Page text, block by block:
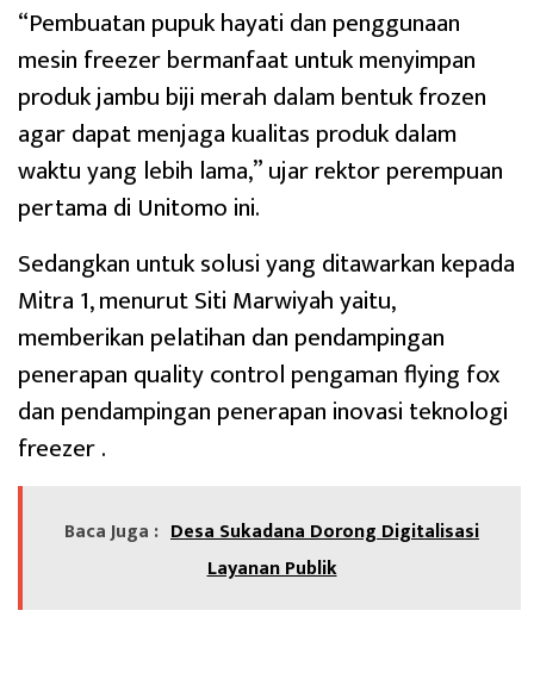
“Pembuatan pupuk hayati dan penggunaan
mesin freezer bermanfaat untuk menyimpan
produk jambu biji merah dalam bentuk frozen
agar dapat menjaga kualitas produk dalam
waktu yang lebih lama,” ujar rektor perempuan
pertama di Unitomo ini.
Sedangkan untuk solusi yang ditawarkan kepada
Mitra 1, menurut Siti Marwiyah yaitu,
memberikan pelatihan dan pendampingan
penerapan quality control pengaman flying fox
dan pendampingan penerapan inovasi teknologi
freezer .
Baca Juga : Desa Sukadana Dorong Digitalisasi
Layanan Publik